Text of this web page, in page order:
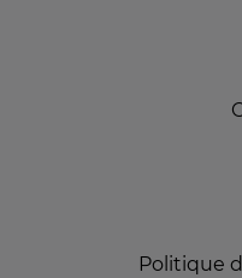
Politique